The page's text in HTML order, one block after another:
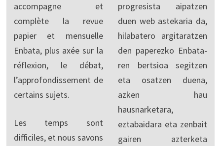
accompagne et
complète la revue
papier et mensuelle
Enbata, plus axée sur la
réflexion, le débat,
l’approfondissement de
certains sujets.
Les temps sont
difficiles, et nous savons
progresista aipatzen
duen web astekaria da,
hilabatero argitaratzen
den paperezko Enbata-
ren bertsioa segitzen
eta osatzen duena,
azken hau
hausnarketara,
eztabaidara eta zenbait
gairen azterketa